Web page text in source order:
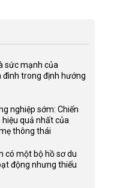
sức mạnh của
đình trong định hướng
nghiệp sớm: Chiến
hiệu quả nhất của
thông thái
có một bộ hồ sơ du
động nhưng thiếu